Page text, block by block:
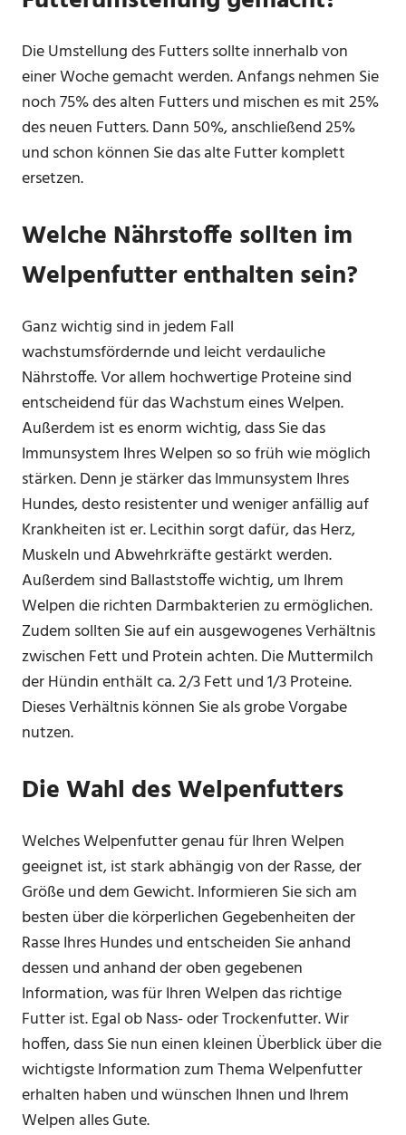
Die Umstellung des Futters sollte innerhalb von
einer Woche gemacht werden. Anfangs nehmen Sie
noch 75% des alten Futters und mischen es mit 25%
des neuen Futters. Dann 50%, anschließend 25%
und schon können Sie das alte Futter komplett
ersetzen.
Welche Nährstoffe sollten im
Welpenfutter enthalten sein?
Ganz wichtig sind in jedem Fall
wachstumsfördernde und leicht verdauliche
Nährstoffe. Vor allem hochwertige Proteine sind
entscheidend für das Wachstum eines Welpen.
Außerdem ist es enorm wichtig, dass Sie das
Immunsystem Ihres Welpen so so früh wie möglich
stärken. Denn je stärker das Immunsystem Ihres
Hundes, desto resistenter und weniger anfällig auf
Krankheiten ist er. Lecithin sorgt dafür, das Herz,
Muskeln und Abwehrkräfte gestärkt werden.
Außerdem sind Ballaststoffe wichtig, um Ihrem
Welpen die richten Darmbakterien zu ermöglichen.
Zudem sollten Sie auf ein ausgewogenes Verhältnis
zwischen Fett und Protein achten. Die Muttermilch
der Hündin enthält ca. 2/3 Fett und 1/3 Proteine.
Dieses Verhältnis können Sie als grobe Vorgabe
nutzen.
Die Wahl des Welpenfutters
Welches Welpenfutter genau für Ihren Welpen
geeignet ist, ist stark abhängig von der Rasse, der
Größe und dem Gewicht. Informieren Sie sich am
besten über die körperlichen Gegebenheiten der
Rasse Ihres Hundes und entscheiden Sie anhand
dessen und anhand der oben gegebenen
Information, was für Ihren Welpen das richtige
Futter ist. Egal ob Nass- oder Trockenfutter. Wir
hoffen, dass Sie nun einen kleinen Überblick über die
wichtigste Information zum Thema Welpenfutter
erhalten haben und wünschen Ihnen und Ihrem
Welpen alles Gute.